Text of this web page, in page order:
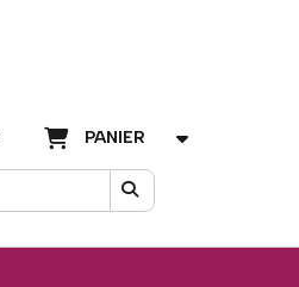
PANIER